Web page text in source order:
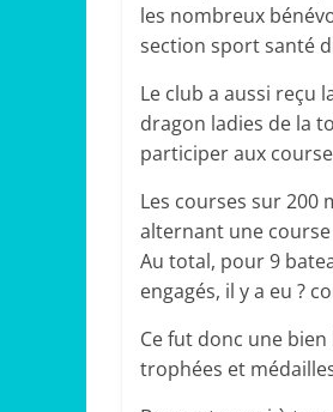
les nombreux
section sport santé
Le club a aussi reçu
dragon ladies de la
participer aux
Les courses sur 200
alternant une course
Au total, pour 9
engagés, il y a eu ?
Ce fut donc une
trophées et